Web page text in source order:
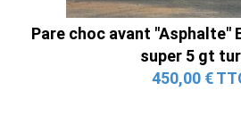
Pare choc avant "Asphalte"
super 5 gt
450,00 €